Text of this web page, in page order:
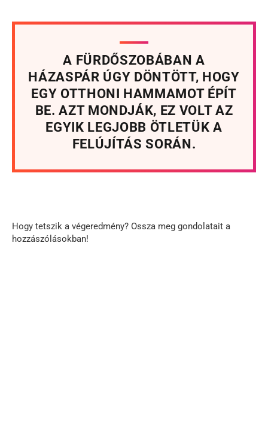
A FÜRDŐSZOBÁBAN A
HÁZASPÁR ÚGY DÖNTÖTT, HOGY
EGY OTTHONI HAMMAMOT ÉPÍT
BE. AZT MONDJÁK, EZ VOLT AZ
EGYIK LEGJOBB ÖTLETÜK A
FELÚJÍTÁS SORÁN.
Hogy tetszik a végeredmény? Ossza meg gondolatait a
hozzászólásokban!